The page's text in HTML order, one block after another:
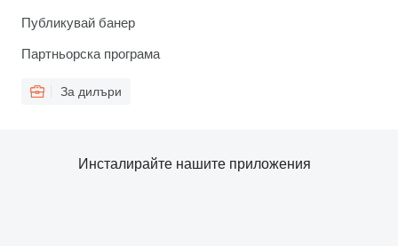
Публикувай банер
Партньорска програма
За дилъри
Инсталирайте нашите приложения